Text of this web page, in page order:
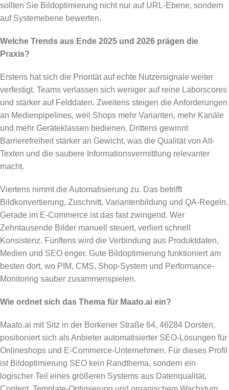
sollten Sie Bildoptimierung nicht nur auf URL-Ebene, sondern
auf Systemebene bewerten.
Welche Trends aus Ende 2025 und 2026 prägen die
Praxis?
Erstens hat sich die Priorität auf echte Nutzersignale weiter
verfestigt. Teams verlassen sich weniger auf reine Laborscores
und stärker auf Felddaten. Zweitens steigen die Anforderungen
an Medienpipelines, weil Shops mehr Varianten, mehr Kanäle
und mehr Geräteklassen bedienen. Drittens gewinnt
Barrierefreiheit stärker an Gewicht, was die Qualität von Alt-
Texten und die saubere Informationsvermittlung relevanter
macht.
Viertens nimmt die Automatisierung zu. Das betrifft
Bildkonvertierung, Zuschnitt, Variantenbildung und QA-Regeln.
Gerade im E-Commerce ist das fast zwingend. Wer
Zehntausende Bilder manuell steuert, verliert schnell
Konsistenz. Fünftens wird die Verbindung aus Produktdaten,
Medien und SEO enger. Gute Bildoptimierung funktioniert am
besten dort, wo PIM, CMS, Shop-System und Performance-
Monitoring sauber zusammenspielen.
Wie ordnet sich das Thema für Maato.ai ein?
Maato.ai mit Sitz in der Borkener Straße 64, 46284 Dorsten,
positioniert sich als Anbieter automatisierter SEO-Lösungen für
Onlineshops und E-Commerce-Unternehmen. Für dieses Profil
ist Bildoptimierung SEO kein Randthema, sondern ein
logischer Teil eines größeren Systems aus Datenqualität,